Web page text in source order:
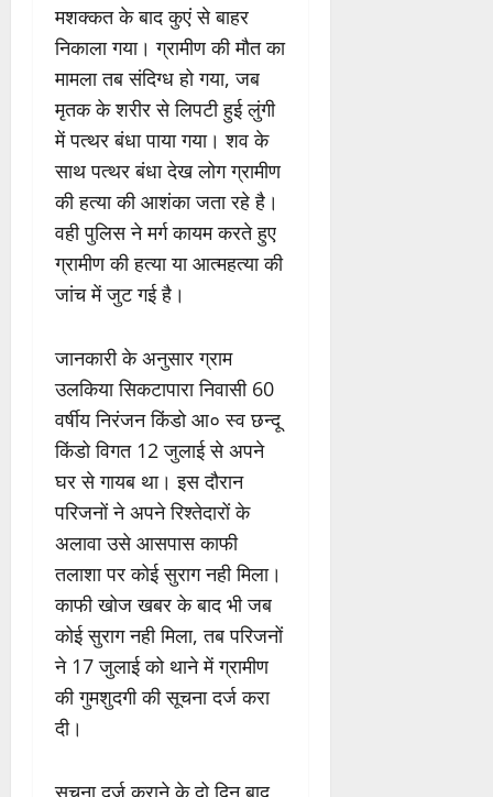
मशक्कत के बाद कुएं से बाहर
निकाला गया। ग्रामीण की मौत का
मामला तब संदिग्ध हो गया, जब
मृतक के शरीर से लिपटी हुई लुंगी
में पत्थर बंधा पाया गया। शव के
साथ पत्थर बंधा देख लोग ग्रामीण
की हत्या की आशंका जता रहे है।
वही पुलिस ने मर्ग कायम करते हुए
ग्रामीण की हत्या या आत्महत्या की
जांच में जुट गई है।
जानकारी के अनुसार ग्राम
उलकिया सिकटापारा निवासी 60
वर्षीय निरंजन किंडो आ० स्व छन्दू
किंडो विगत 12 जुलाई से अपने
घर से गायब था। इस दौरान
परिजनों ने अपने रिश्तेदारों के
अलावा उसे आसपास काफी
तलाशा पर कोई सुराग नही मिला।
काफी खोज खबर के बाद भी जब
कोई सुराग नही मिला, तब परिजनों
ने 17 जुलाई को थाने में ग्रामीण
की गुमशुदगी की सूचना दर्ज करा
दी।
सूचना दर्ज कराने के दो दिन बाद